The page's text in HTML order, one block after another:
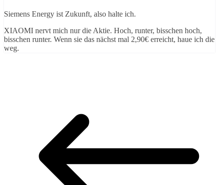
Siemens Energy ist Zukunft, also halte ich.
XIAOMI nervt mich nur die Aktie. Hoch, runter, bisschen hoch,
bisschen runter. Wenn sie das nächst mal 2,90€ erreicht, haue ich die
weg.